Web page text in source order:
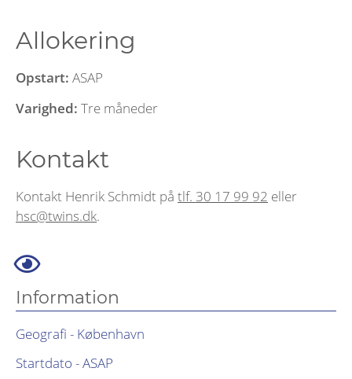
Allokering
Opstart: ASAP
Varighed: Tre måneder
Kontakt
Kontakt Henrik Schmidt på tlf. 30 17 99 92 eller
hsc@twins.dk.
Information
Geografi - København
Startdato - ASAP